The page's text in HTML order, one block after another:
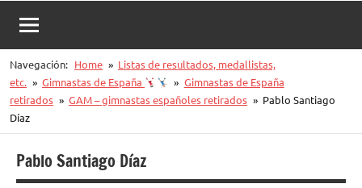
Navegación: Home
Listas de resultados, medallistas,
etc.
Gimnastas de España
Gimnastas de España
retirados
GAM – gimnastas españoles retirados
Pablo Santiago
Díaz
Pablo Santiago Díaz